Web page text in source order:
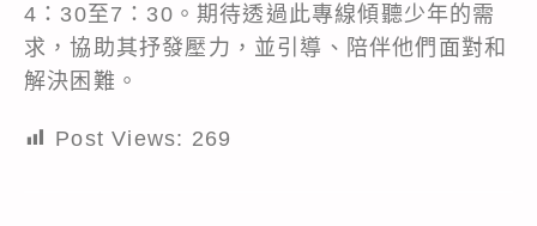
4：30至7：30。期待透過此專線傾聽少年的需
求，協助其抒發壓力，並引導、陪伴他們面對和
解決困難。
Post Views: 269